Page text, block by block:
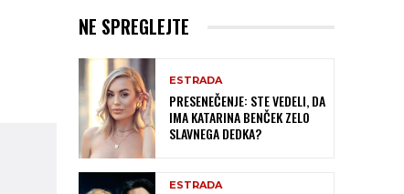
NE SPREGLEJTE
ESTRADA
PRESENEČENJE: STE VEDELI, DA
IMA KATARINA BENČEK ZELO
SLAVNEGA DEDKA?
ESTRADA